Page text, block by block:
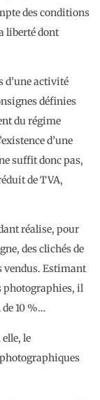
des conditions
liberté dont
d’une activité
définies
du régime
d’une
suffit donc pas,
de TVA,
réalise, pour
des clichés de
vendus. Estimant
photographies, il
10 %…
le